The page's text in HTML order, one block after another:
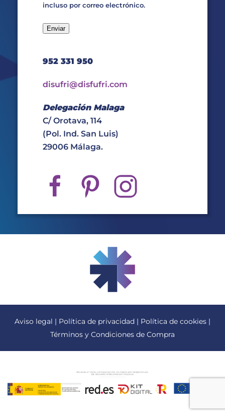
incluso por correo electrónico.
952 331 950
disufri@disfufri.com
Delegación Malaga
C/ Orotava, 114
(Pol. Ind. San Luis)
29006 Málaga.
Aviso legal | Política de privacidad | Política de cookies |
Términos y Condiciones de Compra